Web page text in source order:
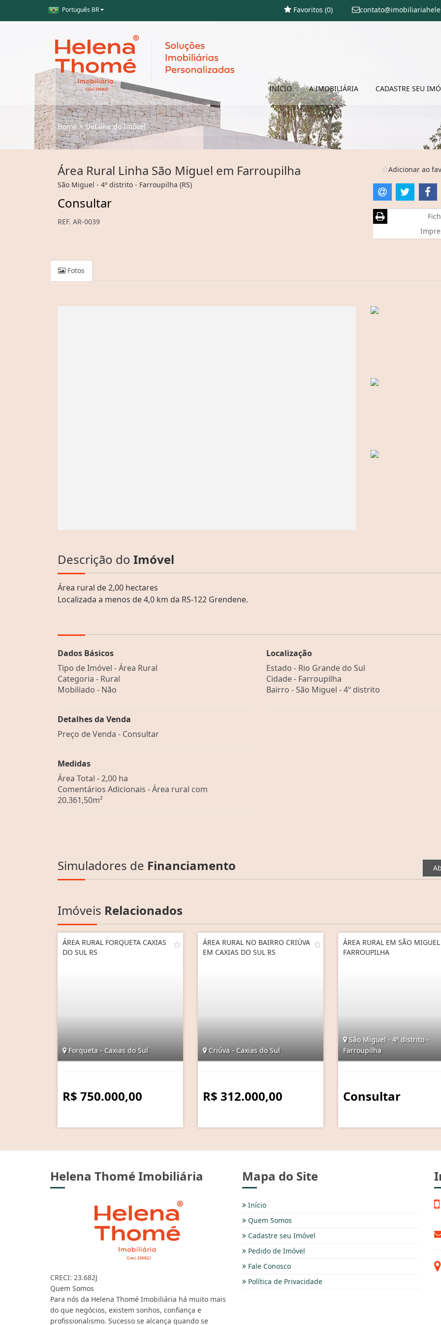
Português BR Favoritos (0)
INÍCIO A IMOBILIÁRIA CADASTRE SEU
Home Detalhe do Imóvel
Área Rural Linha São Miguel em Farroupilha
São Miguel - 4º distrito - Farroupilha (RS)
Consultar
REF. AR-0039
Adicionar ao
Fotos
Descrição do Imóvel
Área rural de 2,00 hectares
Localizada a menos de 4,0 km da RS-122 Grendene.
Dados Básicos
Tipo de Imóvel - Área Rural
Categoria - Rural
Mobiliado - Não
Detalhes da Venda
Preço de Venda - Consultar
Medidas
Área Total - 2,00 ha
Comentários Adicionais - Área rural com
20.361,50m²
Localização
Estado - Rio Grande do Sul
Cidade - Farroupilha
Bairro -São Miguel - 4º distrito
Simuladores de Financiamento
Imóveis Relacionados
ÁREA RURAL FORQUETA CAXIAS
DO SUL RS
Forqueta - Caxias do Sul
R$ 750.000,00
ÁREA RURAL NO BAIRRO CRIÚVA
EM CAXIAS DO SUL RS
Criúva - Caxias do Sul
R$ 312.000,00
ÁREA RURAL EM SÃO MIGUEL
FARROUPILHA
São Miguel - 4º distrito -
Farroupilha
Consultar
Helena Thomé Imobiliária
CRECI: 23.682J
Quem Somos
Para nós da Helena Thomé Imobiliária há muito mais
do que negócios, existem sonhos, confiança e
profissionalismo. Sucesso se alcança quando se
Mapa do Site
Início
Quem Somos
Cadastre seu Imóvel
Pedido de Imóvel
Fale Conosco
Política de Privacidade